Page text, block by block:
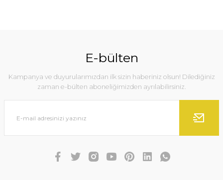
E-bülten
Kampanya ve duyurularımızdan ilk sizin haberiniz olsun! Dilediğiniz
zaman e-bülten aboneliğimizden ayrılabilirsiniz.